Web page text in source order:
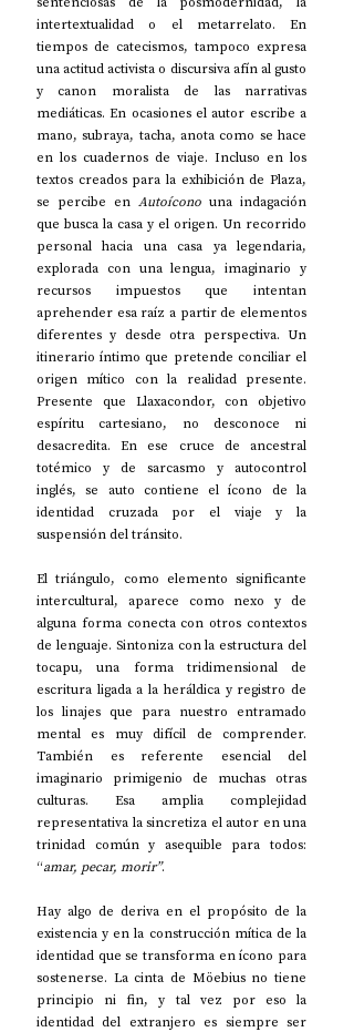
intertextualidad o el metarrelato. En
tiempos de catecismos, tampoco expresa
una actitud activista o discursiva afín al gusto
y canon moralista de las narrativas
mediáticas. En ocasiones el autor escribe a
mano, subraya, tacha, anota como se hace
en los cuadernos de viaje. Incluso en los
textos creados para la exhibición de Plaza,
se percibe en Autoícono una indagación
que busca la casa y el origen. Un recorrido
personal hacia una casa ya legendaria,
explorada con una lengua, imaginario y
recursos impuestos que intentan
aprehender esa raíz a partir de elementos
diferentes y desde otra perspectiva. Un
itinerario íntimo que pretende conciliar el
origen mítico con la realidad presente.
Presente que Llaxacondor, con objetivo
espíritu cartesiano, no desconoce ni
desacredita. En ese cruce de ancestral
totémico y de sarcasmo y autocontrol
inglés, se auto contiene el ícono de la
identidad cruzada por el viaje y la
suspensión del tránsito.
El triángulo, como elemento significante
intercultural, aparece como nexo y de
alguna forma conecta con otros contextos
de lenguaje. Sintoniza con la estructura del
tocapu, una forma tridimensional de
escritura ligada a la heráldica y registro de
los linajes que para nuestro entramado
mental es muy difícil de comprender.
También es referente esencial del
imaginario primigenio de muchas otras
culturas. Esa amplia complejidad
representativa la sincretiza el autor en una
trinidad común y asequible para todos:
“amar, pecar, morir”.
Hay algo de deriva en el propósito de la
existencia y en la construcción mítica de la
identidad que se transforma en ícono para
sostenerse. La cinta de Möebius no tiene
principio ni fin, y tal vez por eso la
identidad del extranjero es siempre ser